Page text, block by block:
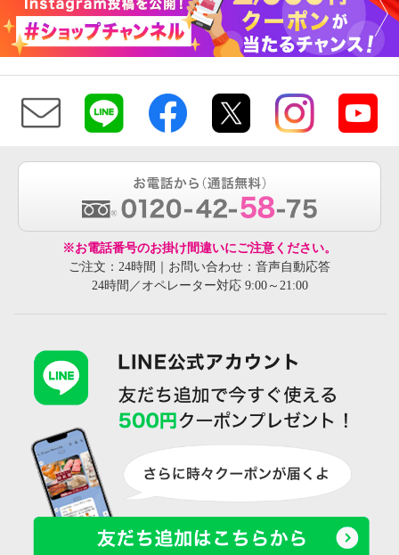
※お電話番号のお掛け間違いにご注意ください。
ご注文：24時間｜お問い合わせ：音声自動応答
24時間／オペレーター対応 9:00～21:00